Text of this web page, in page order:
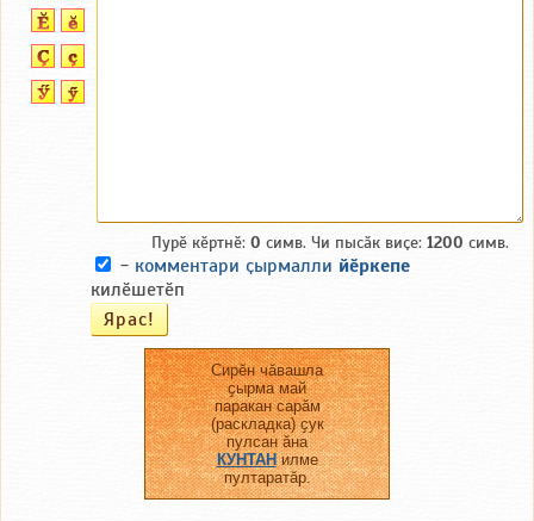
Пурӗ кӗртнӗ: 0 симв. Чи пысӑк виҫе: 1200 симв.
- комментари ҫырмалли йӗркепе
килӗшетӗп
Сирӗн чӑвашла
ҫырма май
паракан сарӑм
(раскладка) ҫук
пулсан ӑна
КУНТАНилме
пултаратӑр.